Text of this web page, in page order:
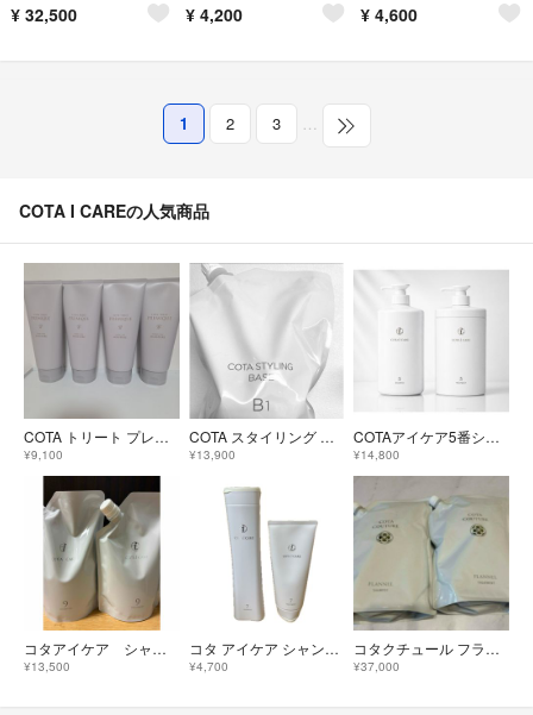
¥ 32,500 ¥ 4,200 ¥ 4,600
1 2 3 …
COTA I CAREの人気商品
COTA トリート プレミーク ホームケア モイスチャー 200g×4
¥9,100
COTA スタイリング ベース B1 1000ml
¥13,900
COTAアイケア5番シャンプートリートメントセット
¥14,800
コタアイケア シャンプートリートメント
¥13,500
コタ アイケア シャンプー＆トリートメント 7番
¥4,700
コタクチュール フランネル シャンプー トリートメント2L 2kg 業務用 詰替
¥37,000